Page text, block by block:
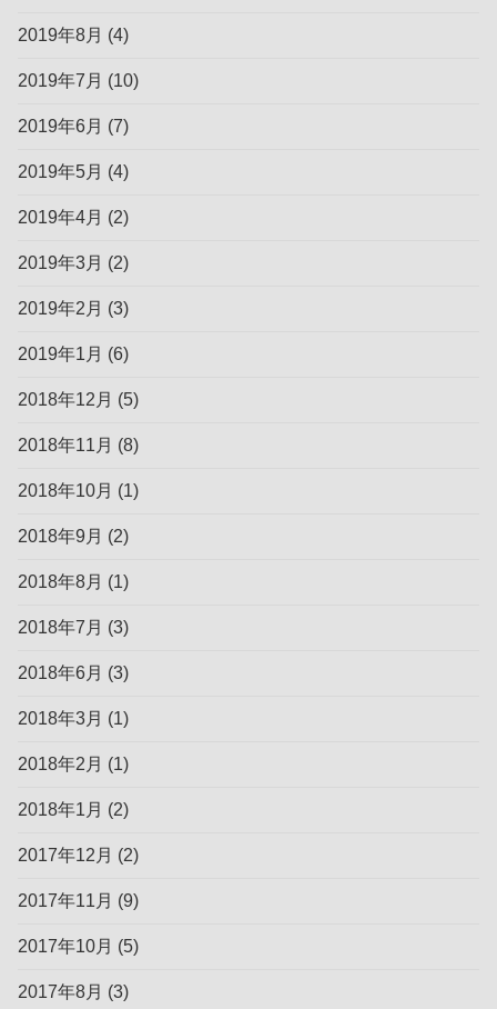
2019年8月 (4)
2019年7月 (10)
2019年6月 (7)
2019年5月 (4)
2019年4月 (2)
2019年3月 (2)
2019年2月 (3)
2019年1月 (6)
2018年12月 (5)
2018年11月 (8)
2018年10月 (1)
2018年9月 (2)
2018年8月 (1)
2018年7月 (3)
2018年6月 (3)
2018年3月 (1)
2018年2月 (1)
2018年1月 (2)
2017年12月 (2)
2017年11月 (9)
2017年10月 (5)
2017年8月 (3)